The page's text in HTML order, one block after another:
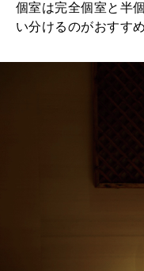
個室は完全個室と半
い分けるのがおすすめ